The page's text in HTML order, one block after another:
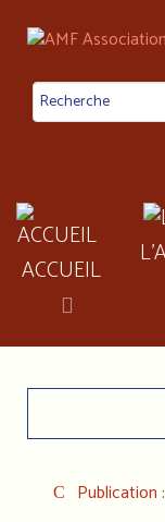
ACCUEIL
Publication